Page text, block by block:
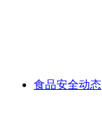
食品安全动态